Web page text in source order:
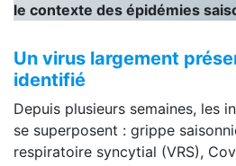
le contexte des épidémies
Un virus largement
identifié
Depuis plusieurs semaines, les
se superposent : grippe
respiratoire syncytial (VRS),